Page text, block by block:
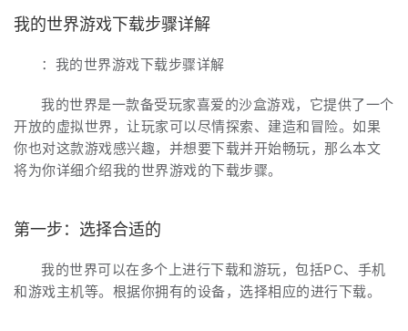
我的世界游戏下载步骤详解
：我的世界游戏下载步骤详解
我的世界是一款备受玩家喜爱的沙盒游戏，它提供了一个
开放的虚拟世界，让玩家可以尽情探索、建造和冒险。如果
你也对这款游戏感兴趣，并想要下载并开始畅玩，那么本文
将为你详细介绍我的世界游戏的下载步骤。
第一步：选择合适的
我的世界可以在多个上进行下载和游玩，包括PC、手机
和游戏主机等。根据你拥有的设备，选择相应的进行下载。